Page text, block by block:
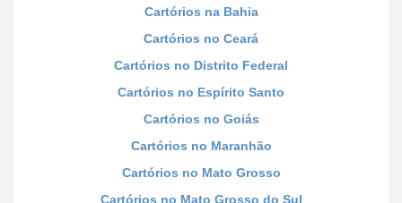
Cartórios na Bahia
Cartórios no Ceará
Cartórios no Distrito Federal
Cartórios no Espírito Santo
Cartórios no Goiás
Cartórios no Maranhão
Cartórios no Mato Grosso
Cartórios no Mato Grosso do Sul